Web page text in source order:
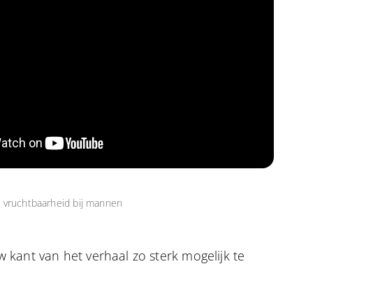
vruchtbaarheid bij mannen
kant van het verhaal zo sterk mogelijk te